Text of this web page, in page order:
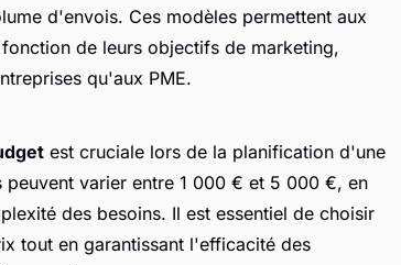
d'envois. Ces modèles permettent aux
de leurs objectifs de marketing,
qu'aux PME.
est cruciale lors de la planification d'une
varier entre 1 000 € et 5 000 €, en
des besoins. Il est essentiel de choisir
tout en garantissant l'efficacité des